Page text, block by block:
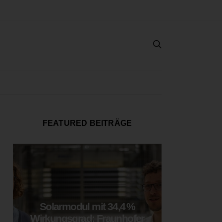
FEATURED BEITRÄGE
Solarmodul mit 34,4 %
Wirkungsgrad: Fraunhofer